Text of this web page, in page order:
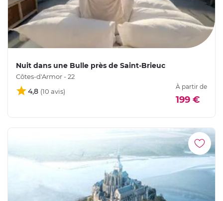
Nuit dans une Bulle près de Saint-Brieuc
Côtes-d'Armor - 22
4,8
À partir de
199 €